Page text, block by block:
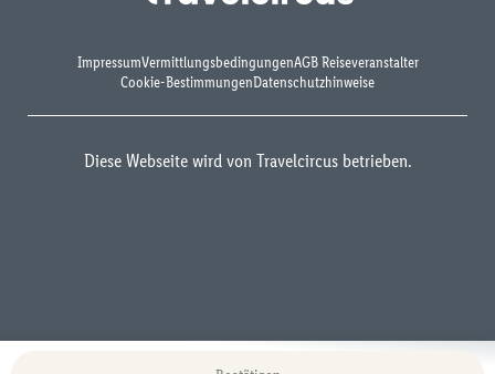
ImpressumVermittlungsbedingungenAGB Reiseveranstalter
Cookie-BestimmungenDatenschutzhinweise
Diese Webseite wird von Travelcircus betrieben.